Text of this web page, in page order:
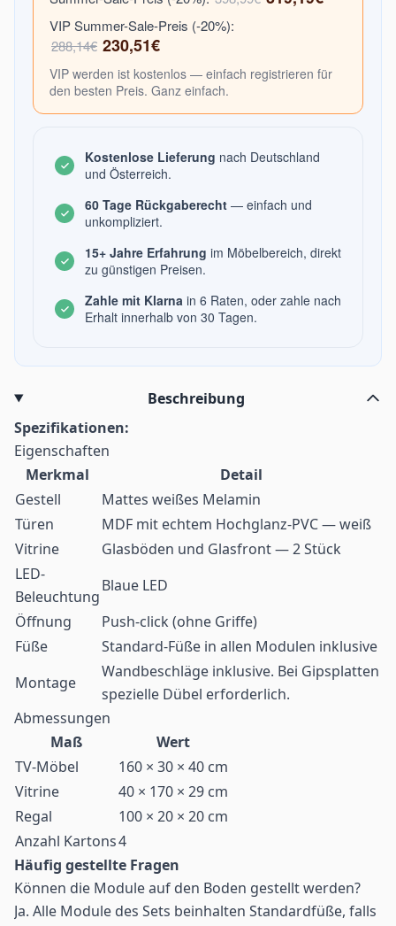
VIP Summer-Sale-Preis (-20%):
288,14€ 230,51€
VIP werden ist kostenlos — einfach registrieren für
den besten Preis. Ganz einfach.
Kostenlose Lieferung nach Deutschland
und Österreich.
60 Tage Rückgaberecht — einfach und
unkompliziert.
15+ Jahre Erfahrung im Möbelbereich, direkt
zu günstigen Preisen.
Zahle mit Klarna in 6 Raten, oder zahle nach
Erhalt innerhalb von 30 Tagen.
Beschreibung
Spezifikationen:
Eigenschaften
Merkmal
Detail
Gestell
Mattes weißes Melamin
Türen
MDF mit echtem Hochglanz-PVC — weiß
Vitrine
Glasböden und Glasfront — 2 Stück
LED-
Beleuchtung
Blaue LED
Öffnung
Push-click (ohne Griffe)
Füße
Standard-Füße in allen Modulen inklusive
Montage
Wandbeschläge inklusive. Bei Gipsplatten
spezielle Dübel erforderlich.
Abmessungen
Maß
Wert
TV-Möbel
160 × 30 × 40 cm
Vitrine
40 × 170 × 29 cm
Regal
100 × 20 × 20 cm
Anzahl Kartons4
Häufig gestellte Fragen
Können die Module auf den Boden gestellt werden?
Ja. Alle Module des Sets beinhalten Standardfüße, falls